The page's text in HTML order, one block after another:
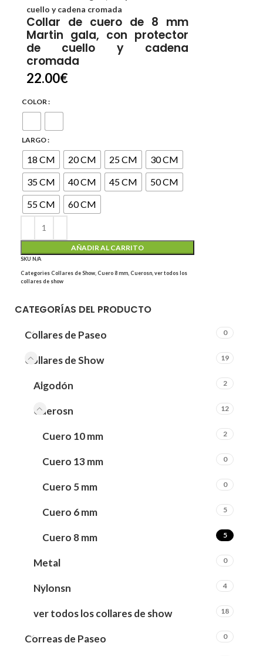
cuello y cadena cromada
Collar de cuero de 8 mm
Martin gala, con protector
de cuello y cadena
cromada
22.00€
COLOR
LARGO
18 CM 20 CM 25 CM
30 CM
35 CM
40 CM 45 CM
50 CM
55 CM
60 CM
AÑADIR AL CARRITO
SKU N/A
CategoriesCollares de Show Cuero 8 mm Cuerosn ver todos los
collares de show
CATEGORÍAS DEL PRODUCTO
Collares de Paseo 0
Collares de Show 19
Algodón 2
Cuerosn 12
Cuero 10 mm 2
Cuero 13 mm 0
Cuero 5 mm 0
Cuero 6 mm 5
Cuero 8 mm 5
Metal 0
Nylonsn 4
ver todos los collares de show 18
Correas de Paseo 0